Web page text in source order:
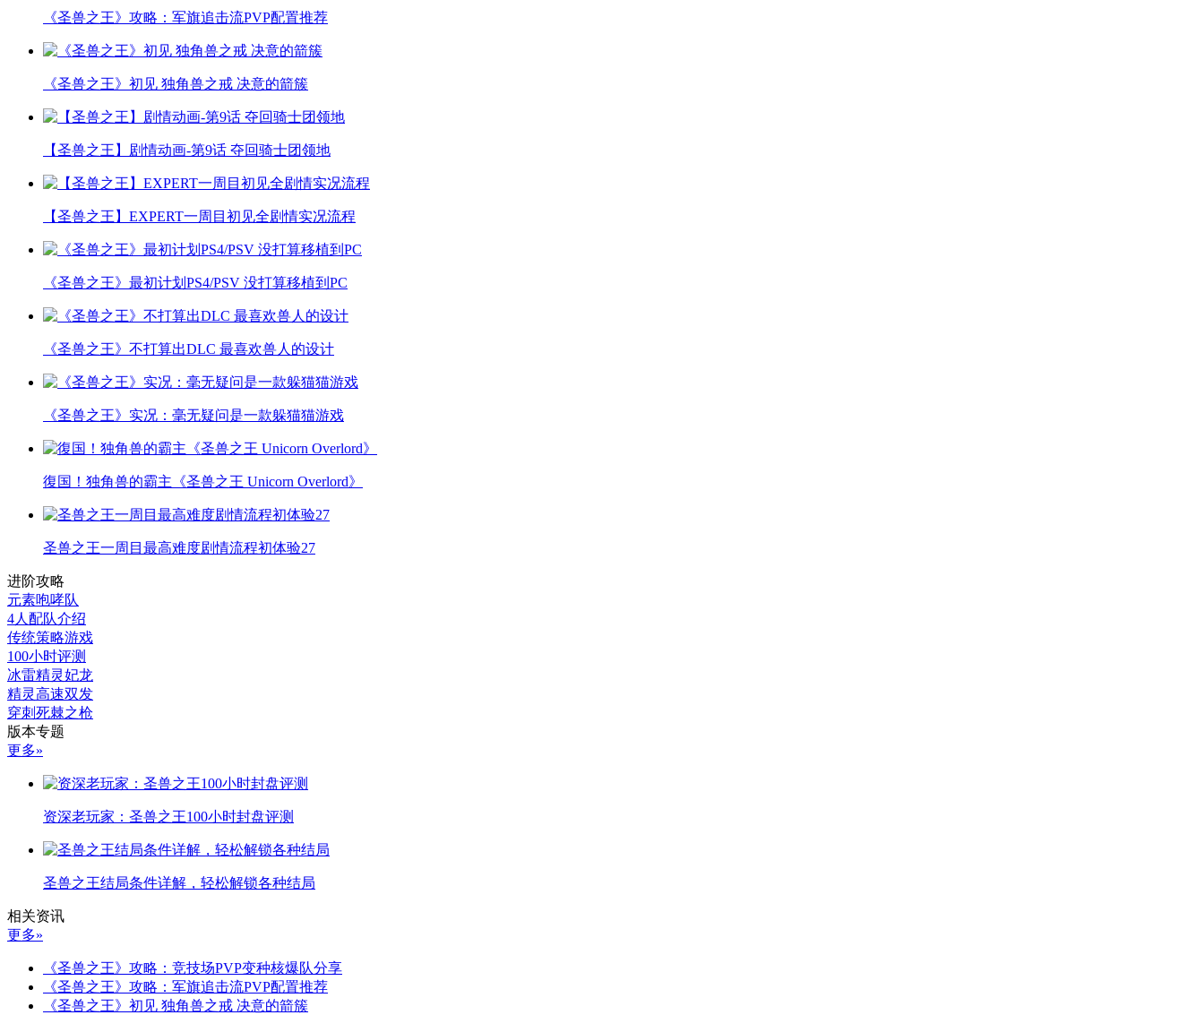
《圣兽之王》攻略：军旗追击流PVP配置推荐
《圣兽之王》初见 独角兽之戒 决意的箭簇
【圣兽之王】剧情动画-第9话 夺回骑士团领地
【圣兽之王】EXPERT一周目初见全剧情实况流程
《圣兽之王》最初计划PS4/PSV 没打算移植到PC
《圣兽之王》不打算出DLC 最喜欢兽人的设计
《圣兽之王》实况：毫无疑问是一款躲猫猫游戏
復国！独角兽的霸主《圣兽之王 Unicorn Overlord》
圣兽之王一周目最高难度剧情流程初体验27
进阶攻略
元素咆哮队
4人配队介绍
传统策略游戏
100小时评测
冰雷精灵妃龙
精灵高速双发
穿刺死棘之枪
版本专题
更多»
资深老玩家：圣兽之王100小时封盘评测
圣兽之王结局条件详解，轻松解锁各种结局
相关资讯
更多»
《圣兽之王》攻略：竞技场PVP变种核爆队分享
《圣兽之王》攻略：军旗追击流PVP配置推荐
《圣兽之王》初见 独角兽之戒 决意的箭簇